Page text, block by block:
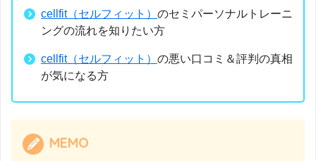
cellfit（セルフィット） のセミパーソナルトレーニ
ングの流れを知りたい方
cellfit（セルフィット） の悪い口コミ＆評判の真相
が気になる方
MEMO